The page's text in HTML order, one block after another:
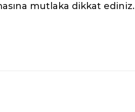
mutlaka dikkat ediniz.